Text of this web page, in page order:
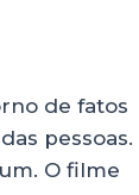
de fatos
pessoas.
O filme